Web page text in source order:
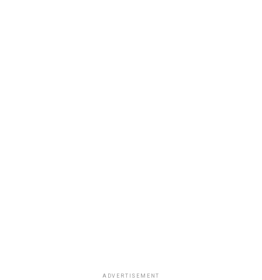
ADVERTISEMENT